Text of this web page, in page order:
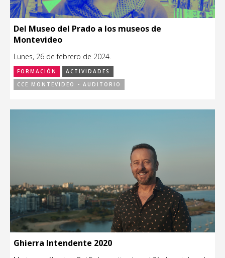
Del Museo del Prado a los museos de
Montevideo
Lunes, 26 de febrero de 2024.
FORMACIÓN
ACTIVIDADES
CCE MONTEVIDEO - AUDITORIO
Ghierra Intendente 2020